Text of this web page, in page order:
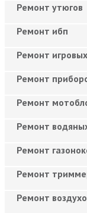
Ремонт утюгов
Ремонт ибп
Ремонт
Ремонт
Ремонт
Ремонт
Ремонт
Ремонт
Ремонт